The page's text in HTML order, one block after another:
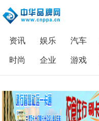
资讯 娱乐 汽车
时尚
企业 游戏